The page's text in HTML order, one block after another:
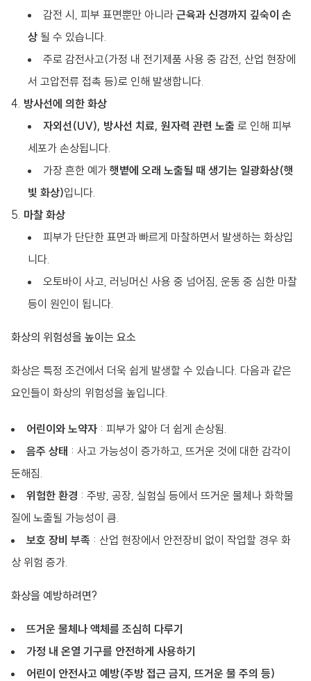
감전 시, 피부 표면뿐만 아니라 근육과 신경까지 깊숙이 손
상 될 수 있습니다.
주로 감전사고(가정 내 전기제품 사용 중 감전, 산업 현장에
서 고압전류 접촉 등)로 인해 발생합니다.
방사선에 의한 화상
자외선(UV), 방사선 치료, 원자력 관련 노출 로 인해 피부
세포가 손상됩니다.
가장 흔한 예가 햇볕에 오래 노출될 때 생기는 일광화상(햇
빛 화상)입니다.
마찰 화상
피부가 단단한 표면과 빠르게 마찰하면서 발생하는 화상입
니다.
오토바이 사고, 러닝머신 사용 중 넘어짐, 운동 중 심한 마찰
등이 원인이 됩니다.
화상의 위험성을 높이는 요소
화상은 특정 조건에서 더욱 쉽게 발생할 수 있습니다. 다음과 같은
요인들이 화상의 위험성을 높입니다.
어린이와 노약자 : 피부가 얇아 더 쉽게 손상됨.
음주 상태 : 사고 가능성이 증가하고, 뜨거운 것에 대한 감각이
둔해짐.
위험한 환경 : 주방, 공장, 실험실 등에서 뜨거운 물체나 화학물
질에 노출될 가능성이 큼.
보호 장비 부족 : 산업 현장에서 안전장비 없이 작업할 경우 화
상 위험 증가.
화상을 예방하려면?
뜨거운 물체나 액체를 조심히 다루기
가정 내 온열 기구를 안전하게 사용하기
어린이 안전사고 예방(주방 접근 금지, 뜨거운 물 주의 등)